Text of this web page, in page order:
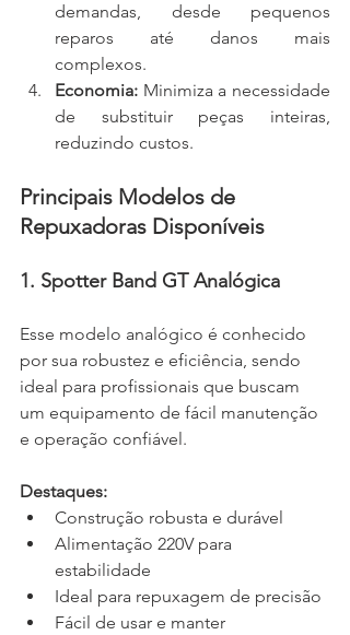
demandas, desde pequenos
reparos até danos mais
complexos.
Economia: Minimiza a necessidade
de substituir peças inteiras,
reduzindo custos.
Principais Modelos de
Repuxadoras Disponíveis
1. Spotter Band GT Analógica
Esse modelo analógico é conhecido
por sua robustez e eficiência, sendo
ideal para profissionais que buscam
um equipamento de fácil manutenção
e operação confiável.
Destaques:
Construção robusta e durável
Alimentação 220V para
estabilidade
Ideal para repuxagem de precisão
Fácil de usar e manter